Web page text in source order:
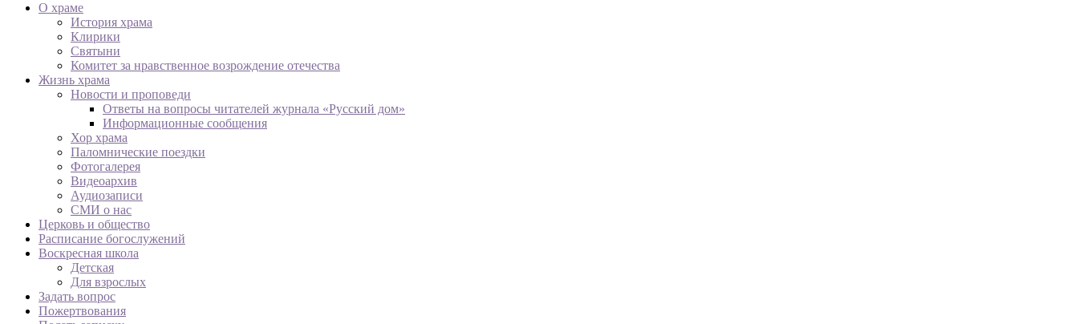
О храме
История храма
Клирики
Святыни
Комитет за нравственное возрождение отечества
Жизнь храма
Новости и проповеди
Ответы на вопросы читателей журнала «Русский дом»
Информационные сообщения
Хор храма
Паломнические поездки
Фотогалерея
Видеоархив
Аудиозаписи
СМИ о нас
Церковь и общество
Расписание богослужений
Воскресная школа
Детская
Для взрослых
Задать вопрос
Пожертвования